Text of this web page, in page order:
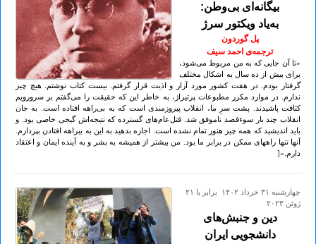
بیگانه‌ای بی‌وطن:
به‌یاد ویکتور سرژ
پل گوردون
ترجمه‌ی احمد سیف
«تا آن جایی كه به من مربوط می‌شود،
برای بیش از ده سال به اشكال مختلف
گرفتار بودم. در هفت كشور مورد آزار و اذیت قرار گرفتم. بیست كتاب نوشتم. هیچ چیز
ندارم. در موارد مكرر مطبوعات پرتیراژ، به خاطر این كه حقیقت را می‌گفتم بر سرورویم
كثافت پاشیدند. پشت سرِ ما، انقلاب پیروزمندی است كه به بی‌راهه افتاده است. به جان
انقلاب چند بار سوءقصد ناموفق شد. قتل‌عام‌های گسترده كه نتیجه‌اش گیجی خاصی بود. و
باید اندیشید كه همه چیز هنوز تمام نشده است. اجازه بدهید به این به بیراهه‌ افتادن بپردازم.
آنها تنها راههای ممكن در برابر ما بود. من بیشتر از همیشه به بشر و به آینده ایمان و اعتقاد
دارم.»[
چهارشنبه ۳۱ خرداد ۱۴۰۲ برابر با ۲۱
ژوئن ۲۰۲۳
دین و جنبش‌های
دانشجویی ایران